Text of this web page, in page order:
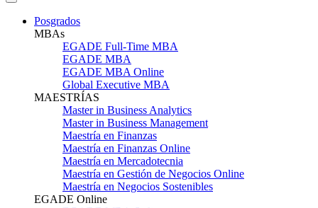
Posgrados
MBAs
EGADE Full-Time MBA
EGADE MBA
EGADE MBA Online
Global Executive MBA
MAESTRÍAS
Master in Business Analytics
Master in Business Management
Maestría en Finanzas
Maestría en Finanzas Online
Maestría en Mercadotecnia
Maestría en Gestión de Negocios Online
Maestría en Negocios Sostenibles
EGADE Online